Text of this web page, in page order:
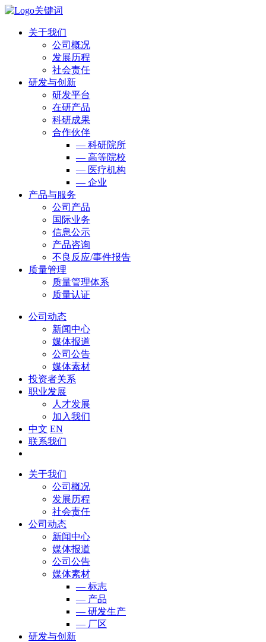
关于我们
公司概况
发展历程
社会责任
研发与创新
研发平台
在研产品
科研成果
合作伙伴
— 科研院所
— 高等院校
— 医疗机构
— 企业
产品与服务
公司产品
国际业务
信息公示
产品咨询
不良反应/事件报告
质量管理
质量管理体系
质量认证
公司动态
新闻中心
媒体报道
公司公告
媒体素材
投资者关系
职业发展
人才发展
加入我们
中文 EN
联系我们
关于我们
公司概况
发展历程
社会责任
公司动态
新闻中心
媒体报道
公司公告
媒体素材
— 标志
— 产品
— 研发生产
— 厂区
研发与创新